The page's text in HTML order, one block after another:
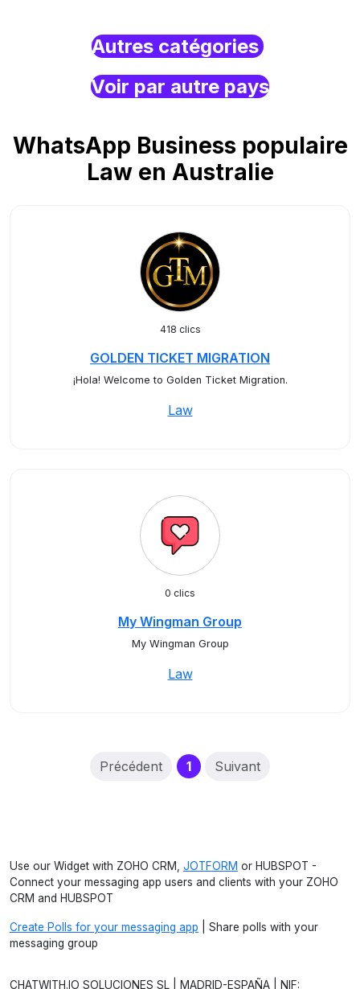
Autres catégories
Voir par autre pays
WhatsApp Business populaire
Law en Australie
418 clics
GOLDEN TICKET MIGRATION
¡Hola! Welcome to Golden Ticket Migration.
Law
0 clics
My Wingman Group
My Wingman Group
Law
Précédent 1(current)
Suivant
Use our Widget with ZOHO CRM, JOTFORM or HUBSPOT -
Connect your messaging app users and clients with your ZOHO
CRM and HUBSPOT
Create Polls for your messaging app | Share polls with your
messaging group
CHATWITH.IO SOLUCIONES SL | MADRID-ESPAÑA | NIF: